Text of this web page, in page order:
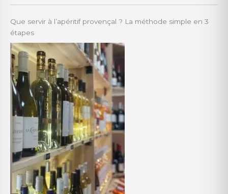
Que servir à l’apéritif provençal ? La méthode simple en 3
étapes